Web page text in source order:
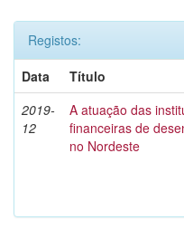
Registos:
Data
Título
2019-
12
A atuação das
financeiras de
no Nordeste